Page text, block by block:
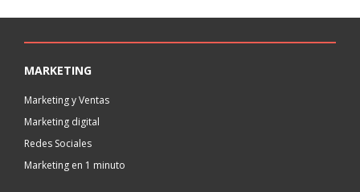
MARKETING
Marketing y Ventas
Marketing digital
Redes Sociales
Marketing en 1 minuto